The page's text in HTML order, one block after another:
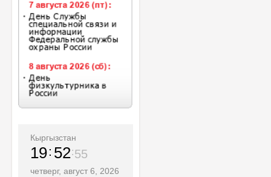
Кыргызстан
19 52 56
четверг, август 6, 2026